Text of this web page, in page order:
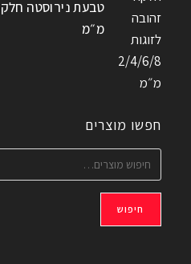
מ״מ
חפשו מוצרים
חיפוש